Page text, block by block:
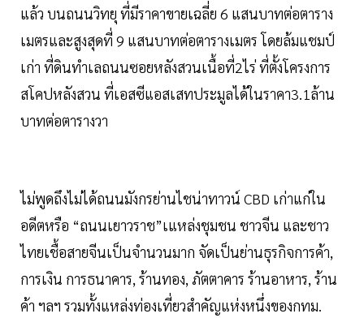
แล้ว บนถนนวิทยุ ที่มีราคาขายเฉลี่ย 6 แสนบาทต่อตาราง
เมตรและสูงสุดที่ 9 แสนบาทต่อตารางเมตร โดยล้มแชมป์
เก่า ที่ดินทำเลถนนซอยหลังสวนเนื้อที่2ไร่ ที่ตั้งโครงการ
สโคปหลังสวน ที่เอสซีแอสเสทประมูลได้ในราคา3.1ล้าน
บาทต่อตารางวา
ไม่พูดถึงไม่ได้ถนนมังกรย่านไชน่าทาวน์ CBD เก่าแก่ใน
อดีตหรือ “ถนนเยาวราช”เแหล่งชุมชน ชาวจีน และชาว
ไทยเชื้อสายจีนเป็นจำนวนมาก จัดเป็นย่านธุรกิจการค้า,
การเงิน การธนาคาร, ร้านทอง, ภัตตาคาร ร้านอาหาร, ร้าน
ค้า ฯลฯ รวมทั้งแหล่งท่องเที่ยวสำคัญแห่งหนึ่งของกทม.